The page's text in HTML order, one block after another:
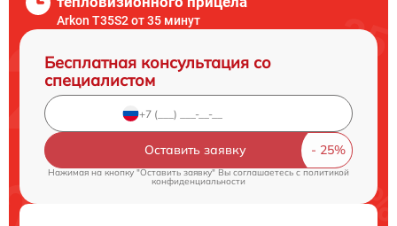
Arkon T35S2 от 35 минут
Бесплатная консультация со
специалистом
Оставить заявку
Нажимая на кнопку "Оставить заявку" Вы соглашаетесь c политикой
конфиденциальности